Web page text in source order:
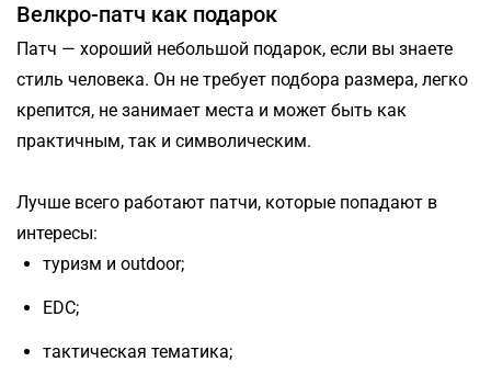
Велкро-патч как подарок
Патч — хороший небольшой подарок, если вы знаете
стиль человека. Он не требует подбора размера, легко
крепится, не занимает места и может быть как
практичным, так и символическим.
Лучше всего работают патчи, которые попадают в
интересы:
туризм и outdoor;
EDC;
тактическая тематика;